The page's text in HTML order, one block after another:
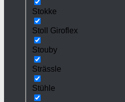
Stokke
Stoll Giroflex
Stouby
Strässle
Stühle